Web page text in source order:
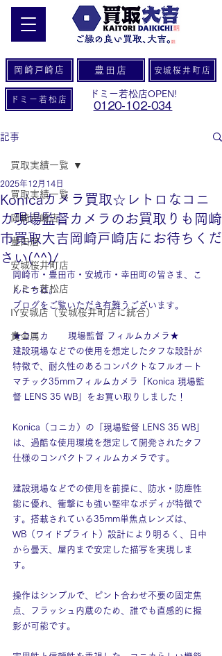
岡崎戸崎店 豊田店 安城桜井町店
ドミー若松店
ドミー若松店OPEN!
0120-102-034
記事
買取実績一覧
岡崎戸崎店
豊田店
安城桜井町店
ドミー若松店
IY安城店（安城桜井町店に統合）
貴金属
買取実績一覧
Konicaカメラ買取☆レトロなコニ
カ現場監督カメラのお買取りも岡崎
市買取大吉岡崎戸崎店にお待ちくだ
さい(^^)/
2025年12月14日
岡崎市・豊田市・安城市・幸田町の皆さま、こ
んにちは。
ブログをご覧いただき有難うございます。
★コニカ	現場監督 フィルムカメラ★
建設現場などでの使用を想定したタフな設計が
特徴で、耐久性のあるコンパクトなフルオート
マチック35mmフィルムカメラ「Konica 現場監
督 LENS 35 WB」をお買い取りしました！
Konica（コニカ）の「現場監督 LENS 35 WB」
は、過酷な使用環境を想定して開発されたタフ
仕様のコンパクトフィルムカメラです。
建設現場などでの使用を前提に、防水・防塵性
能に優れ、衝撃にも強い堅牢なボディが特徴で
す。搭載されている35mm単焦点レンズは、
WB（ワイドブライト）設計により明るく、日中
から曇天、屋内まで安定した描写を実現しま
す。
操作はシンプルで、ピント合わせ不要の固定焦
点、フラッシュ内蔵のため、誰でも直感的に撮
影が可能です。